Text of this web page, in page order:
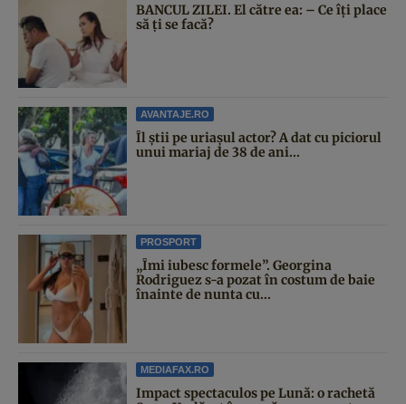
BANCUL ZILEI. El către ea: – Ce îți place
să ți se facă?
AVANTAJE.RO
Îl știi pe uriașul actor? A dat cu piciorul
unui mariaj de 38 de ani...
PROSPORT
„Îmi iubesc formele”. Georgina
Rodriguez s-a pozat în costum de baie
înainte de nunta cu...
MEDIAFAX.RO
Impact spectaculos pe Lună: o rachetă